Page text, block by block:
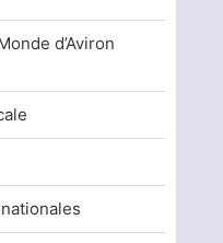
2026
classique 2026
4 juillet, 2026
d’Aviron